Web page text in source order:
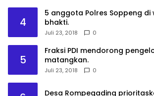
4
5 anggota Polres Soppeng di
bhakti.
Juli 23, 2018 0
5
Fraksi PDI mendorong
matangkan.
Juli 23, 2018 0
Desa Rompegading